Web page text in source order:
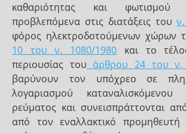
καθαριότητας και
προβλεπόμενα στις διατάξεις του
φόρος ηλεκτροδοτούμενων χώρων
10 του ν. 1080/1980 και το
περιουσίας του άρθρου 24 του ν.
βαρύνουν τον υπόχρεο σε
λογαριασμού καταναλισκόμενου
ρεύματος και συνεισπράττονται
από τον εναλλακτικό προμηθευτή